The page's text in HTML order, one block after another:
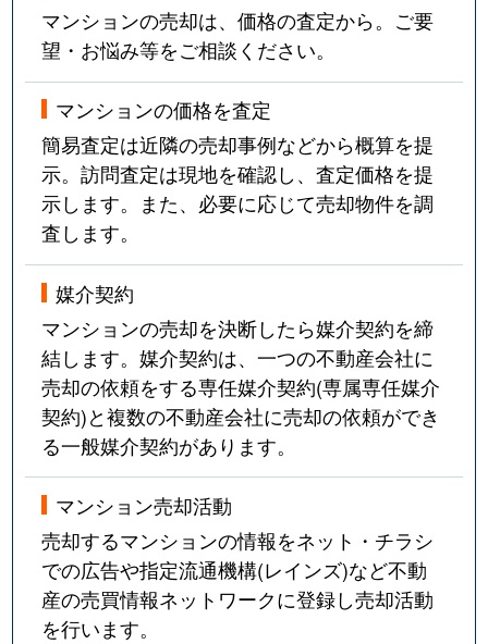
マンションの売却は、価格の査定から。ご要
望・お悩み等をご相談ください。
マンションの価格を査定
簡易査定は近隣の売却事例などから概算を提
示。訪問査定は現地を確認し、査定価格を提
示します。また、必要に応じて売却物件を調
査します。
媒介契約
マンションの売却を決断したら媒介契約を締
結します。媒介契約は、一つの不動産会社に
売却の依頼をする専任媒介契約(専属専任媒介
契約)と複数の不動産会社に売却の依頼ができ
る一般媒介契約があります。
マンション売却活動
売却するマンションの情報をネット・チラシ
での広告や指定流通機構(レインズ)など不動
産の売買情報ネットワークに登録し売却活動
を行います。